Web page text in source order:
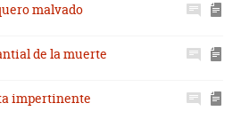
malvado
de la muerte
impertinente